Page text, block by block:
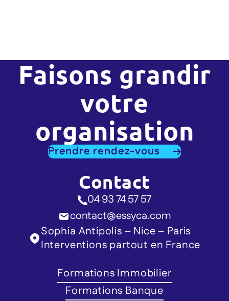
Faisons grandir
votre
organisation
Prendre rendez-vous
Contact
04 93 74 57 57
contact@essyca.com
Sophia Antipolis – Nice – Paris
Interventions partout en France
Formations Immobilier
Formations Banque